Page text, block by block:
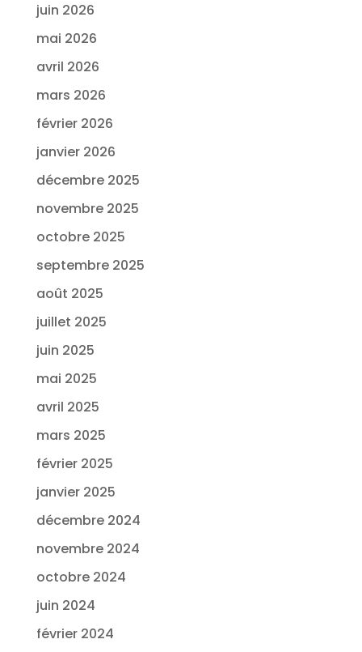
juin 2026
mai 2026
avril 2026
mars 2026
février 2026
janvier 2026
décembre 2025
novembre 2025
octobre 2025
septembre 2025
août 2025
juillet 2025
juin 2025
mai 2025
avril 2025
mars 2025
février 2025
janvier 2025
décembre 2024
novembre 2024
octobre 2024
juin 2024
février 2024